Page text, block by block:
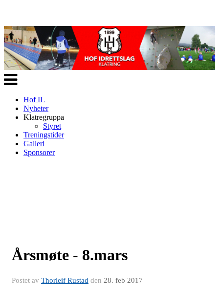
Veksle
navigasjon
Hof IL
Nyheter
Klatregruppa
Styret
Treningstider
Galleri
Sponsorer
Årsmøte - 8.mars
Postet av Thorleif Rustad den 28. feb 2017